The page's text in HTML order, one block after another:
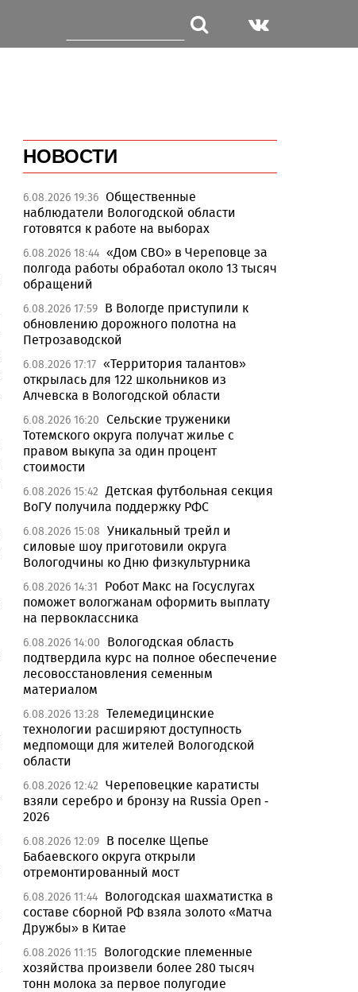
НОВОСТИ
6.08.2026 19:36 Общественные
наблюдатели Вологодской области
готовятся к работе на выборах
6.08.2026 18:44 «Дом СВО» в Череповце за
полгода работы обработал около 13 тысяч
обращений
6.08.2026 17:59 В Вологде приступили к
обновлению дорожного полотна на
Петрозаводской
6.08.2026 17:17 «Территория талантов»
открылась для 122 школьников из
Алчевска в Вологодской области
6.08.2026 16:20 Сельские труженики
Тотемского округа получат жилье с
правом выкупа за один процент
стоимости
6.08.2026 15:42 Детская футбольная секция
ВоГУ получила поддержку РФС
6.08.2026 15:08 Уникальный трейл и
силовые шоу приготовили округа
Вологодчины ко Дню физкультурника
6.08.2026 14:31
Робот Макс на Госуслугах
поможет вологжанам оформить выплату
на первоклассника
6.08.2026 14:00
Вологодская область
подтвердила курс на полное обеспечение
лесовосстановления семенным
материалом
6.08.2026 13:28 Телемедицинские
технологии расширяют доступность
медпомощи для жителей Вологодской
области
6.08.2026 12:42 Череповецкие каратисты
взяли серебро и бронзу на Russia Open -
2026
6.08.2026 12:09 В поселке Щепье
Бабаевского округа открыли
отремонтированный мост
6.08.2026 11:44 Вологодская шахматистка в
составе сборной РФ взяла золото «Матча
Дружбы» в Китае
6.08.2026 11:15 Вологодские племенные
хозяйства произвели более 280 тысяч
тонн молока за первое полугодие